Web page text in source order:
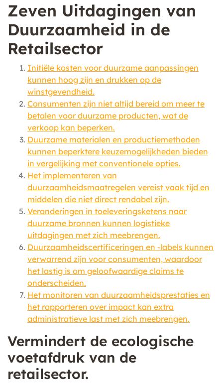
Zeven Uitdagingen van
Duurzaamheid in de
Retailsector
Initiële kosten voor duurzame aanpassingen
kunnen hoog zijn en drukken op de
winstgevendheid.
Consumenten zijn niet altijd bereid om meer te
betalen voor duurzame producten, wat de
verkoop kan beperken.
Duurzame materialen en productiemethoden
kunnen beperktere keuzemogelijkheden bieden
in vergelijking met conventionele opties.
Het implementeren van
duurzaamheidsmaatregelen vereist vaak tijd en
middelen die niet direct rendabel zijn.
Veranderingen in toeleveringsketens naar
duurzame bronnen kunnen logistieke
uitdagingen met zich meebrengen.
Duurzaamheidscertificeringen en -labels kunnen
verwarrend zijn voor consumenten, waardoor
het lastig is om geloofwaardige claims te
onderscheiden.
Het monitoren van duurzaamheidsprestaties en
het rapporteren over impact kan extra
administratieve last met zich meebrengen.
Vermindert de ecologische
voetafdruk van de
retailsector.